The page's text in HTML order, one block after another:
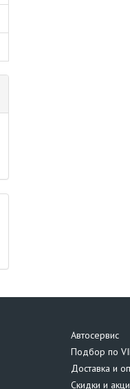
Автосервис
Подбор по
Доставка и
Скидки и